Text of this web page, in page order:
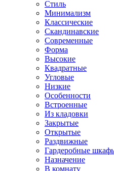
Стиль
Минимализм
Классические
Скандинавские
Современные
Форма
Высокие
Квадратные
Угловые
Низкие
Особенности
Встроенные
Из кладовки
Закрытые
Открытые
Раздвижные
Гардеробные
Назначение
В комнату